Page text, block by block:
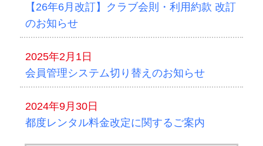
【26年6月改訂】クラブ会則・利用約款 改訂
のお知らせ
2025年2月1日
会員管理システム切り替えのお知らせ
2024年9月30日
都度レンタル料金改定に関するご案内